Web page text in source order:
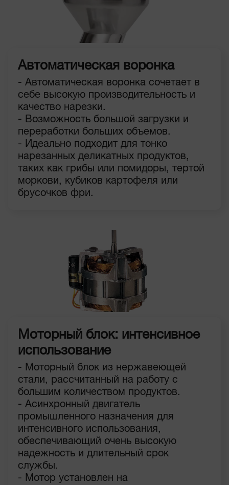
Автоматическая воронка
- Автоматическая воронка сочетает в
себе высокую производительность и
качество нарезки.
- Возможность большой загрузки и
переработки больших объемов.
- Идеально подходит для тонко
нарезанных деликатных продуктов,
таких как грибы или помидоры, тертой
моркови, кубиков картофеля или
брусочков фри.
Моторный блок: интенсивное
использование
- Моторный блок из нержавеющей
стали, рассчитанный на работу с
большим количеством продуктов.
- Асинхронный двигатель
промышленного назначения для
интенсивного использования,
обеспечивающий очень высокую
надежность и длительный срок
службы.
- Мотор установлен на